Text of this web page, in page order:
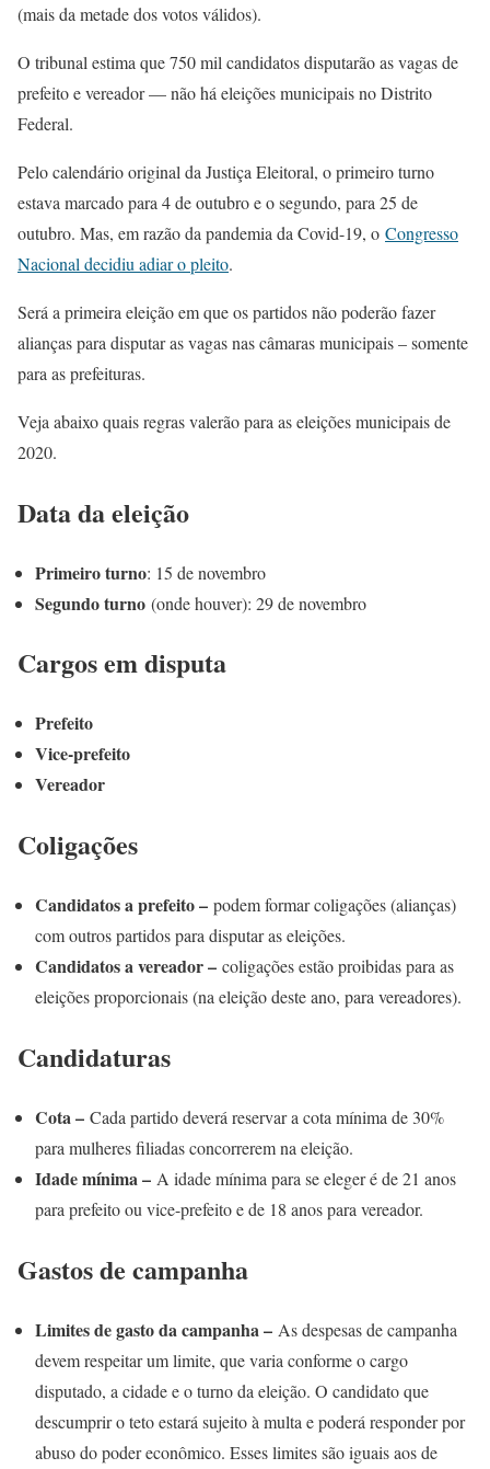
(mais da metade dos votos válidos).
O tribunal estima que 750 mil candidatos disputarão as vagas de
prefeito e vereador — não há eleições municipais no Distrito
Federal.
Pelo calendário original da Justiça Eleitoral, o primeiro turno
estava marcado para 4 de outubro e o segundo, para 25 de
outubro. Mas, em razão da pandemia da Covid-19, o Congresso
Nacional decidiu adiar o pleito.
Será a primeira eleição em que os partidos não poderão fazer
alianças para disputar as vagas nas câmaras municipais – somente
para as prefeituras.
Veja abaixo quais regras valerão para as eleições municipais de
2020.
Data da eleição
Primeiro turno: 15 de novembro
Segundo turno (onde houver): 29 de novembro
Cargos em disputa
Prefeito
Vice-prefeito
Vereador
Coligações
Candidatos a prefeito – podem formar coligações (alianças)
com outros partidos para disputar as eleições.
Candidatos a vereador – coligações estão proibidas para as
eleições proporcionais (na eleição deste ano, para vereadores).
Candidaturas
Cota – Cada partido deverá reservar a cota mínima de 30%
para mulheres filiadas concorrerem na eleição.
Idade mínima – A idade mínima para se eleger é de 21 anos
para prefeito ou vice-prefeito e de 18 anos para vereador.
Gastos de campanha
Limites de gasto da campanha – As despesas de campanha
devem respeitar um limite, que varia conforme o cargo
disputado, a cidade e o turno da eleição. O candidato que
descumprir o teto estará sujeito à multa e poderá responder por
abuso do poder econômico. Esses limites são iguais aos de